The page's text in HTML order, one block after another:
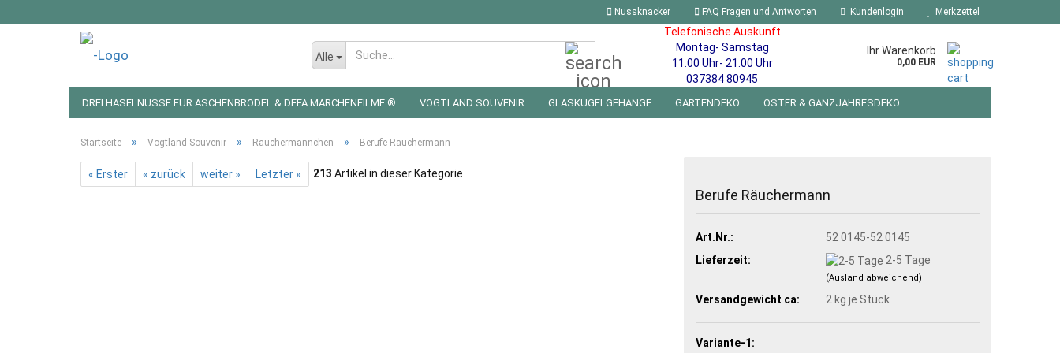
Nussknacker FAQ Fragen und Antworten Kundenlogin Merkzettel
Alle
Telefonische Auskunft
Montag- Samstag
11.00 Uhr- 21.00 Uhr
037384 80945
Ihr Warenkorb
0,00 EUR
DREI HASELNÜSSE FÜR ASCHENBRÖDEL & DEFA MÄRCHENFILME ® VOGTLAND SOUVENIR GLASKUGELGEHÄNGE GARTENDEKO OSTER & GANZJAHRESDEKO
Startseite » Vogtland Souvenir » Räuchermännchen » Berufe Räuchermann
« Erster « zurück weiter » Letzter » 213 Artikel in dieser Kategorie
Berufe Räuchermann
Art.Nr.:
52 0145-52 0145
Lieferzeit:
2-5 Tage
(Ausland abweichend)
Versandgewicht ca: 2 kg je Stück
Variante-1: